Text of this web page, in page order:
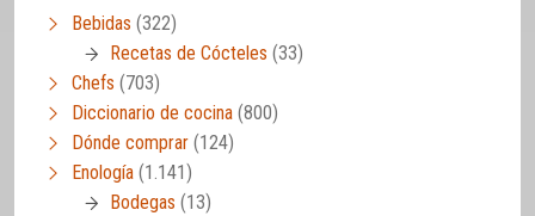
Bebidas (322)
Recetas de Cócteles (33)
Chefs (703)
Diccionario de cocina (800)
Dónde comprar (124)
Enología (1.141)
Bodegas (13)